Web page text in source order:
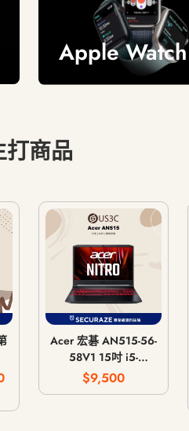
Apple Watch
打商品
Acer 宏碁 AN515-56-
58V1 15吋 i5-
11300H 8G 512G
GTX 1650 4G
$9,500